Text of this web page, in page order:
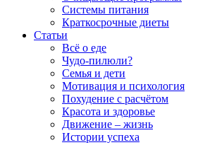
Системы питания
Краткосрочные диеты
Статьи
Всё о еде
Чудо-пилюли?
Семья и дети
Мотивация и психология
Похудение с расчётом
Красота и здоровье
Движение – жизнь
Истории успеха